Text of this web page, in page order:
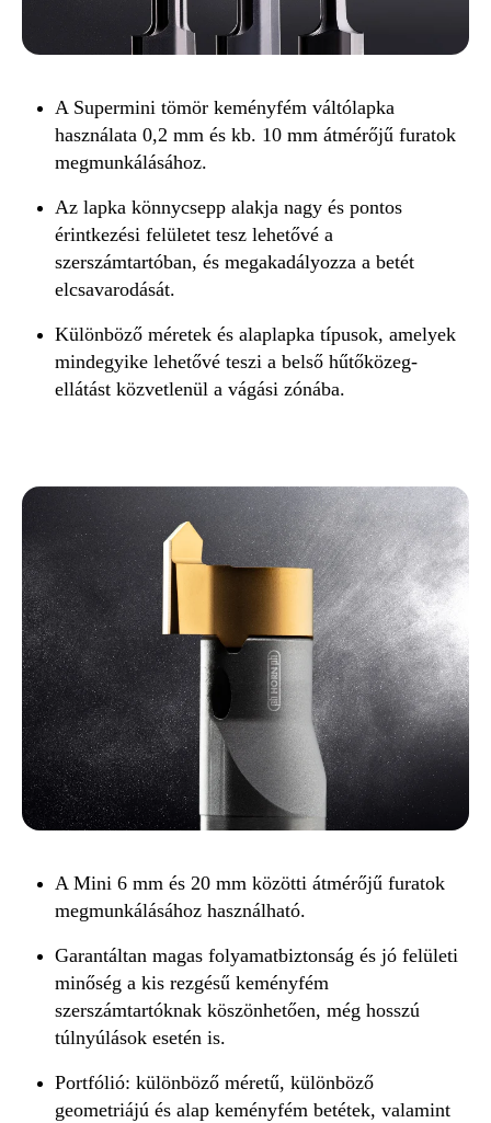
A Supermini tömör keményfém váltólapka
használata 0,2 mm és kb. 10 mm átmérőjű furatok
megmunkálásához.
Az lapka könnycsepp alakja nagy és pontos
érintkezési felületet tesz lehetővé a
szerszámtartóban, és megakadályozza a betét
elcsavarodását.
Különböző méretek és alaplapka típusok, amelyek
mindegyike lehetővé teszi a belső hűtőközeg-
ellátást közvetlenül a vágási zónába.
A Mini 6 mm és 20 mm közötti átmérőjű furatok
megmunkálásához használható.
Garantáltan magas folyamatbiztonság és jó felületi
minőség a kis rezgésű keményfém
szerszámtartóknak köszönhetően, még hosszú
túlnyúlások esetén is.
Portfólió: különböző méretű, különböző
geometriájú és alap keményfém betétek, valamint